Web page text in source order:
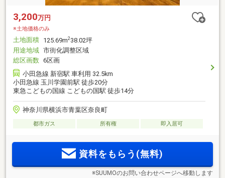
3,200万円
※土地価格のみ
土地面積 125.69m2 38.02坪
用途地域 市街化調整区域
総区画数 6区画
小田急線 新宿駅 車利用 32.5km
小田急線 玉川学園前駅 徒歩20分
東急こどもの国線 こどもの国駅 徒歩14分
神奈川県横浜市青葉区奈良町
都市ガス 所有権 即入居可
資料をもらう(無料)
※SUUMOのお問い合わせページへ移動します